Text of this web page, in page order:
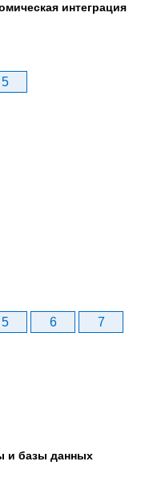
интеграция
5
5 6 7
и базы данных